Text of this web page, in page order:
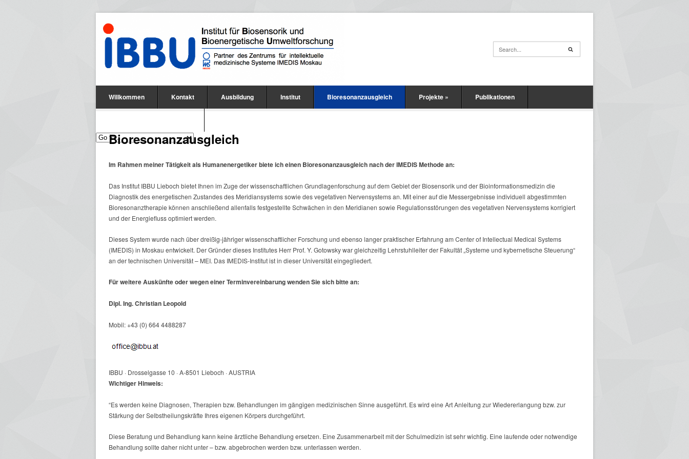
Willkommen Kontakt Ausbildung Institut Bioresonanzausgleich Projekte » Publikationen
Bioresonanzausgleich
Im Rahmen meiner Tätigkeit als Humanenergetiker biete ich einen Bioresonanzausgleich nach der IMEDIS Methode an:
Das Institut IBBU Lieboch bietet Ihnen im Zuge der wissenschaftlichen Grundlagenforschung auf dem Gebiet der Biosensorik und der Bioinformations­medizin die
Diagnostik des energetischen Zustandes des Meridiansystems sowie des vegetativen Nervensystems an. Mit einer auf die Messergebnisse individuell abgestimmten
Bioresonanztherapie können anschließend allenfalls festgestellte Schwächen in den Meridianen sowie Regulationsstörungen des vegetativen Nervensystems korrigiert
und der Energiefluss optimiert werden.
Dieses System wurde nach über dreißig-jähriger wissenschaftlicher Forschung und ebenso langer praktischer Erfahrung am Center of Intellectual Medical Systems
(IMEDIS) in Moskau entwickelt. Der Gründer dieses Institutes Herr Prof. Y. Gotowsky war gleichzeitig Lehrstuhlleiter der Fakultät „Systeme und kybernetische Steuerung“
an der technischen Universität – MEI. Das IMEDIS-Institut ist in dieser Universität eingegliedert.
Für weitere Auskünfte oder wegen einer Terminvereinbarung wenden Sie sich bitte an:
Dipl. Ing. Christian Leopold
Mobil: +43 (0) 664 4488287
IBBU · Drosselgasse 10 · A-8501 Lieboch · AUSTRIA
Wichtiger Hinweis:
“Es werden keine Diagnosen, Therapien bzw. Behandlungen im gängigen medizinischen Sinne ausgeführt. Es wird eine Art Anleitung zur Wiedererlangung bzw. zur
Stärkung der Selbstheilungskräfte Ihres eigenen Körpers durchgeführt.
Diese Beratung und Behandlung kann keine ärztliche Behandlung ersetzen. Eine Zusammenarbeit mit der Schulmedizin ist sehr wichtig. Eine laufende oder notwendige
Behandlung sollte daher nicht unter – bzw. abgebrochen werden bzw. unterlassen werden.